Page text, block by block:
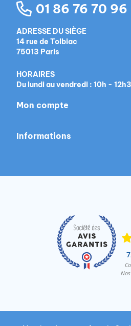
01 86 76 70 96
ADRESSE DU SIÈGE
14 rue de Tolbiac
75013 Paris
HORAIRES
Du lundi au vendredi : 10h -
Mon compte
Informations